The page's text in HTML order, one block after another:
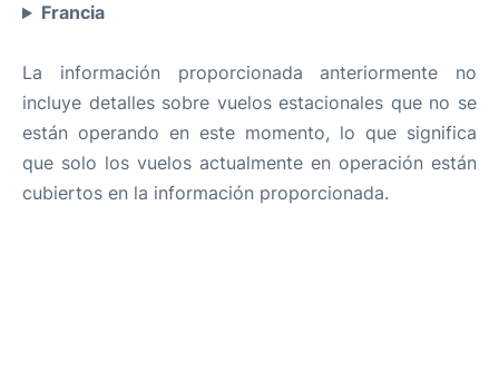
Francia
La información proporcionada anteriormente no
incluye detalles sobre vuelos estacionales que no se
están operando en este momento, lo que significa
que solo los vuelos actualmente en operación están
cubiertos en la información proporcionada.